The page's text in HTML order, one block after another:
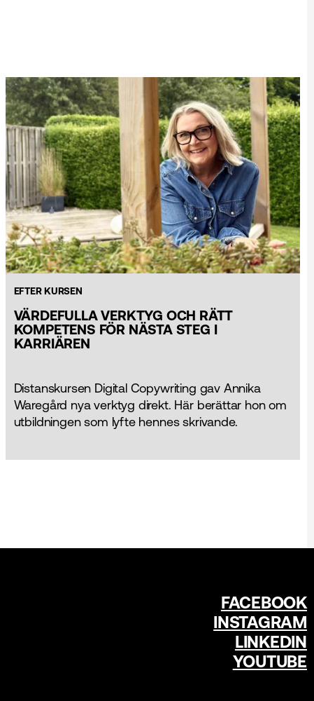
EFTER KURSEN
VÄRDEFULLA VERKTYG OCH RÄTT
KOMPETENS FÖR NÄSTA STEG I
KARRIÄREN
Distanskursen Digital Copywriting gav Annika
Waregård nya verktyg direkt. Här berättar hon om
utbildningen som lyfte hennes skrivande.
FACEBOOK
INSTAGRAM
LINKEDIN
YOUTUBE